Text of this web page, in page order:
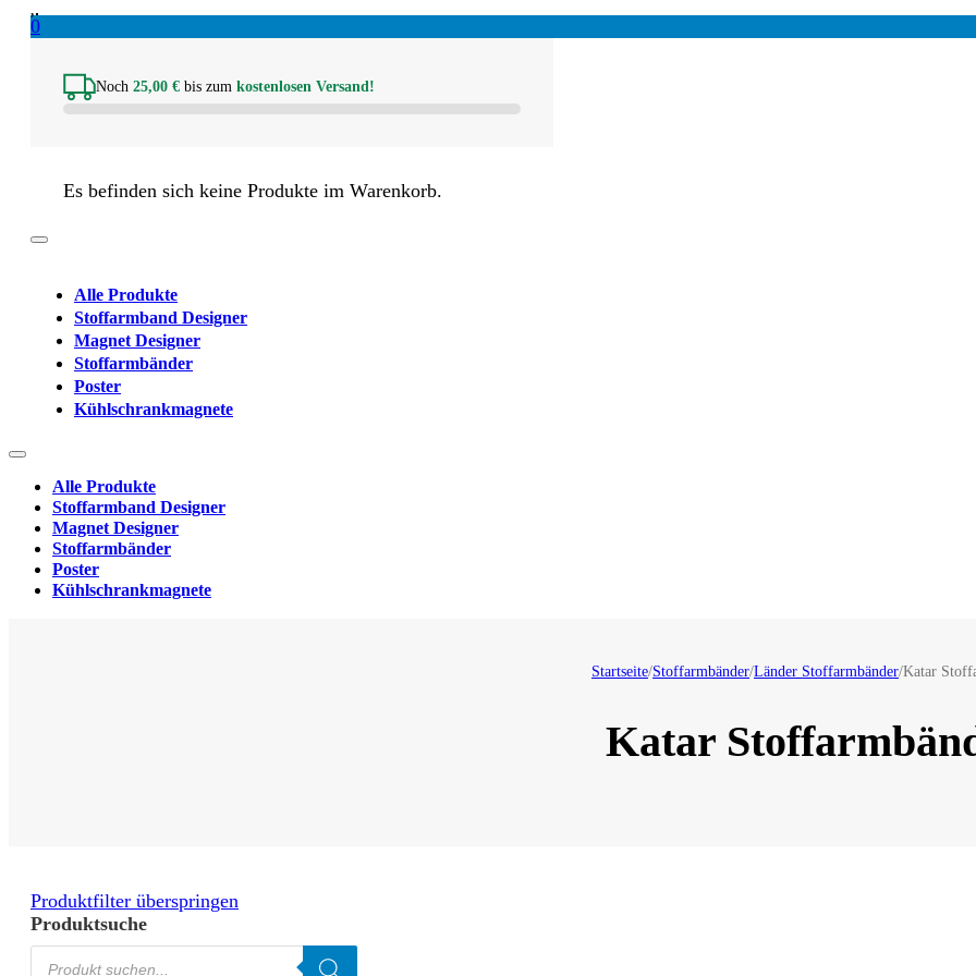
0
Noch 25,00 € bis zum kostenlosen Versand!
Es befinden sich keine Produkte im Warenkorb.
Alle Produkte
Stoffarmband Designer
Magnet Designer
Stoffarmbänder
Poster
Kühlschrankmagnete
Alle Produkte
Stoffarmband Designer
Magnet Designer
Stoffarmbänder
Poster
Kühlschrankmagnete
Startseite/Stoffarmbänder/Länder Stoffarmbänder/Katar
Katar
Produktfilter überspringen
Produktsuche